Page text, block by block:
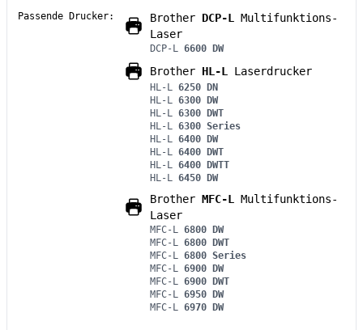
Passende Drucker:
Brother DCP-L
Multifunktions-
Laser
DCP-L 6600 DW
Brother HL-L Laserdrucker
HL-L
6250 DN
HL-L
6300 DW
HL-L
6300 DWT
HL-L
6300 Series
HL-L
6400 DW
HL-L
6400 DWT
HL-L
6400 DWTT
HL-L
6450 DW
Brother MFC-L
Multifunktions-
Laser
MFC-L
6800 DW
MFC-L
6800 DWT
MFC-L
6800 Series
MFC-L
6900 DW
MFC-L
6900 DWT
MFC-L
6950 DW
MFC-L
6970 DW